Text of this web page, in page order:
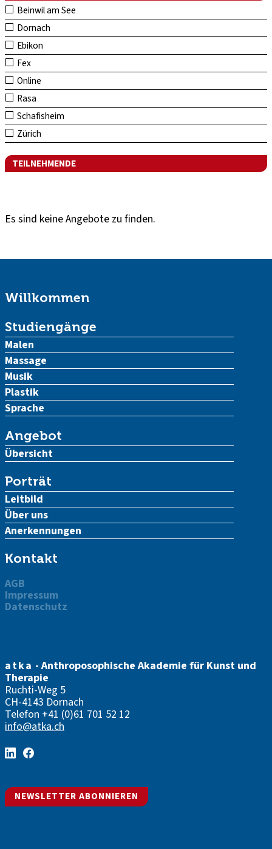
Beinwil am See
Dornach
Ebikon
Fex
Online
Rasa
Schafisheim
Zürich
TEILNEHMENDE
Es sind keine Angebote zu finden.
Willkommen
Studiengänge
Malen
Massage
Musik
Plastik
Sprache
Angebot
Übersicht
Porträt
Leitbild
Über uns
Anerkennungen
Kontakt
AGB
Impressum
Datenschutz
atka - Anthroposophische Akademie für Kunst und
Therapie
Ruchti-Weg 5
CH-4143 Dornach
Telefon +41 (0)61 701 52 12
info@atka.ch
NEWSLETTER ABONNIEREN